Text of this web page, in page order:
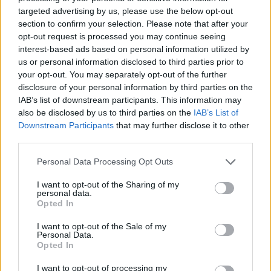
targeted advertising by us, please use the below opt-out
section to confirm your selection. Please note that after your
opt-out request is processed you may continue seeing
interest-based ads based on personal information utilized by
us or personal information disclosed to third parties prior to
your opt-out. You may separately opt-out of the further
disclosure of your personal information by third parties on the
IAB’s list of downstream participants. This information may
also be disclosed by us to third parties on the IAB’s List of
Downstream Participants that may further disclose it to other
Please note that this website/app uses one or more Google
not limited to your visit or usage behaviour. You may click to
grant or deny consent to Google and its third-party tags to
use your data for below specified purposes in below Google
consent section.
Personal Data Processing Opt Outs
I want to opt-out of the Sharing of my
personal data.
Opted In
I want to opt-out of the Sale of my
Personal Data.
Opted In
I want to opt-out of processing my
polgára – és az egész világ – látja
azt a hatalmas változást, amelyet
régiónkban és minden térségben
megvalósítunk”.
A kölcsönös vízummentességi
megállapodásról még októberben tárgyaltak
először a két ország képviselői, az Egyesült
Arab Emírségek kormánya már november 1-jén
ratifikálta a megállapodást, most pedig
izraeli kollégáik tették ugyan ezt. Minden
valószínűség szerint a rendelet hamarosan
hatályba is léphet – véli a lap.